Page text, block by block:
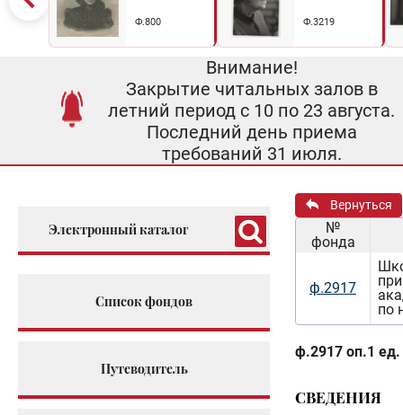
Ф.800 Ф.3219
Внимание!
Закрытие читальных залов в
летний период с 10 по 23 августа.
Последний день приема
требований 31 июля.
Электронный каталог
Список фондов
Путеводитель
Вернуться
№
фонда
ф.2917
по
ф.2917 оп.1 ед.
СВЕДЕНИЯ